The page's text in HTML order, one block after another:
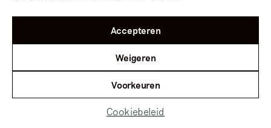
Accepteren
Weigeren
Voorkeuren
Cookiebeleid